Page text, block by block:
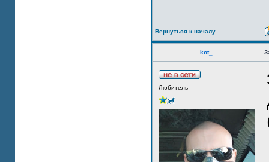
Вернуться к началу
kot_
Любитель